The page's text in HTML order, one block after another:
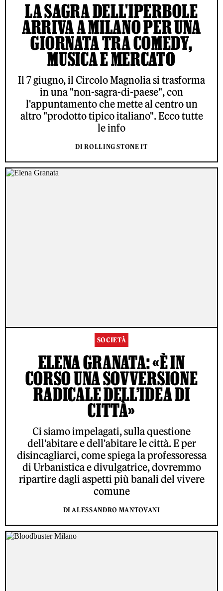
LA SAGRA DELL'IPERBOLE
ARRIVA A MILANO PER UNA
GIORNATA TRA COMEDY,
MUSICA E MERCATO
Il 7 giugno, il Circolo Magnolia si trasforma
in una "non-sagra-di-paese", con
l'appuntamento che mette al centro un
altro "prodotto tipico italiano". Ecco tutte
le info
DI ROLLING STONE IT
SOCIETÀ
ELENA GRANATA: «È IN
CORSO UNA SOVVERSIONE
RADICALE DELL’IDEA DI
CITTÀ»
Ci siamo impelagati, sulla questione
dell'abitare e dell'abitare le città. E per
disincagliarci, come spiega la professoressa
di Urbanistica e divulgatrice, dovremmo
ripartire dagli aspetti più banali del vivere
comune
DI ALESSANDRO MANTOVANI